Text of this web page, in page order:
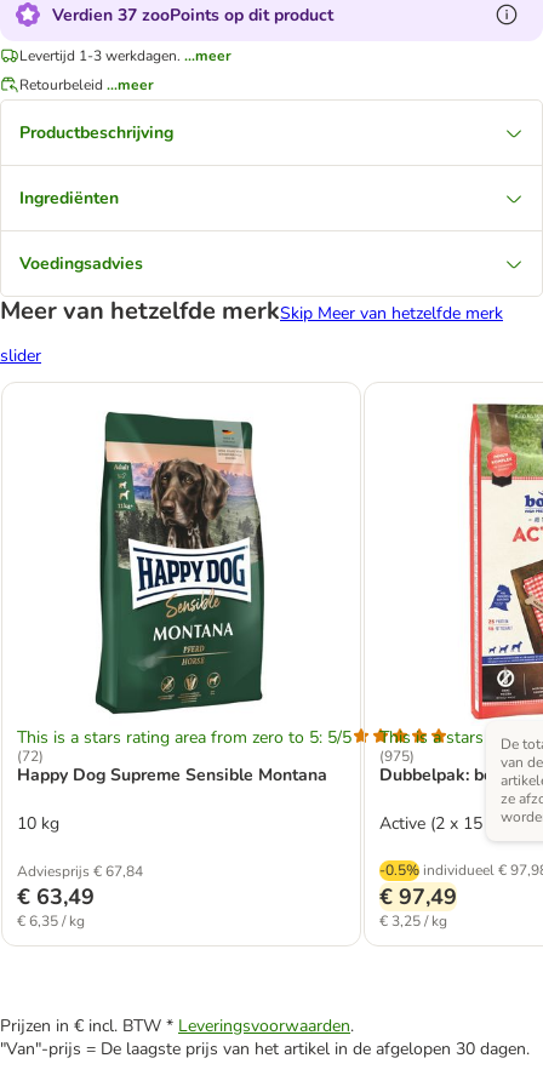
Verdien 37 zooPoints op dit product
Levertijd 1-3 werkdagen. ...meer
Retourbeleid ...meer
Productbeschrijving
Ingrediënten
Voedingsadvies
Meer van hetzelfde merkSkip Meer van hetzelfde merk
slider
This is a stars rating area from zero to 5: 5/5
(72)
Happy Dog Supreme Sensible Montana
10 kg
Adviesprijs € 67,84
€ 63,49
€ 6,35 / kg
This is a stars rating
(975)
Dubbelpak: bosch
Active (2 x 15 kg)
-0.5% individueel €
De
van
ze
€ 97,49
€ 3,25 / kg
Prijzen in € incl. BTW * Leveringsvoorwaarden.
"Van"-prijs = De laagste prijs van het artikel in de afgelopen 30 dagen.